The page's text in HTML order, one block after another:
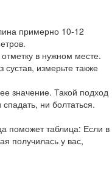
примерно 10-12
в нужном месте.
сустав, измерьте также
значение. Такой подход
ни болтаться.
поможет таблица: Если в
получилась у вас,